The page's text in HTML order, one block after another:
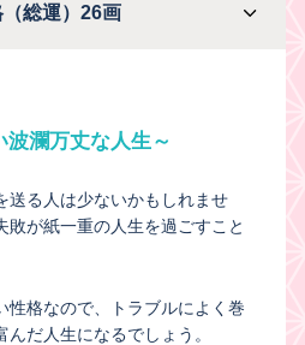
総運）26画
波瀾万丈な人生～
送る人は少ないかもしれませ
敗が紙一重の人生を過ごすこと
性格なので、トラブルによく巻
だ人生になるでしょう。